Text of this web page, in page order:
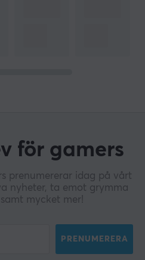
för gamers
prenumererar idag på vårt
nyheter, ta emot grymma
mycket mer!
PRENUMERERA